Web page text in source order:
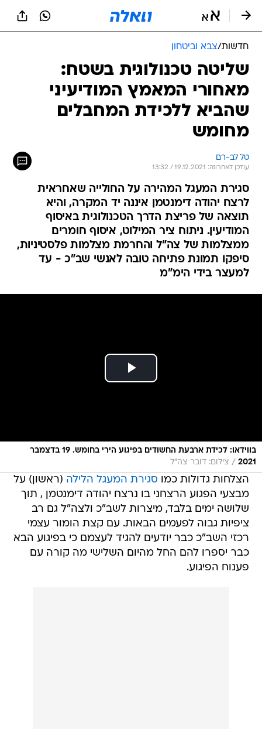
חדשות/צבא וביטחון
שליטה טכנולוגית בשטח:
מאחורי המאמץ המודיעיני
שהביא ללכידת המחבלים
מחומש
טל לב-רם
עודכן לאחרונה: 19.12.2021 / 13:32
סגירת המעגל המהירה על החולייה שאחראית
לרצח יהודה דימנטמן איננה יד המקרה, והיא
תוצאה של פריצת הדרך הטכנולוגית באיסוף
המודיעין. ניתוח ציר המילוט, איסוף חומרים
ממצלמות של צה"ל והחרמת מצלמות פלסטיניות,
סיפקו תמונת פתיחה טובה לאנשי שב"כ - עד
למעצר בידי הימ"מ
בווידאו: לכידת ארבעת החשודים בפיגוע הירי בחומש. 19 בדצמבר
2021
/ צילום: דובר צה"ל
הצלחות גדולות כמו סגירת המעגל הלילה (ראשון) על
מבצעי הפגוע הרצחני בו נרצח יהודה דימנטמן , תוך
שלושה ימים בלבד, מיצרות לשב"כ ולצה"ל גם רב
ציפיות גבוה לפעמים הבאות. עם קצת הומור עצמי
רכזי השב"כ כבר יודעים להגיד לעצמם כי בפיגוע הבא
כבר יספרו להם החל מהיום השלישי מה קורה עם
פענוח הפיגוע.